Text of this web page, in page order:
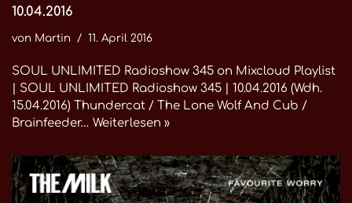
10.04.2016
von Martin 11. April 2016
SOUL UNLIMITED Radioshow 345 on Mixcloud Playlist
| SOUL UNLIMITED Radioshow 345 | 10.04.2016 (Wdh.
15.04.2016) Thundercat / The Lone Wolf And Cub /
Brainfeeder… Weiterlesen »